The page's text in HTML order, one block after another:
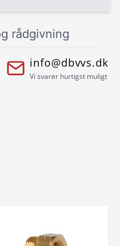
rådgivning
info@dbvvs.dk
Vi svarer hurtigst muligt